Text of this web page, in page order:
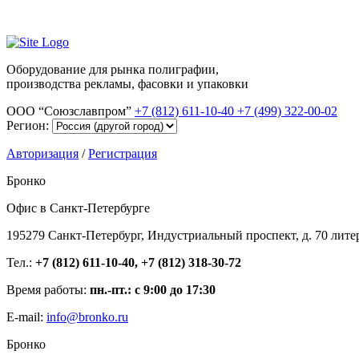
Оборудование для рынка полиграфии,
производства рекламы, фасовки и упаковки
ООО “Союзславпром” +7 (812) 611-10-40 +7 (499) 322-00-02
Регион:
Авторизация /Регистрация
Бронко
Офис в Санкт-Петербурге
195279 Санкт-Петербург, Индустриальный проспект, д. 70
Тел.: +7 (812) 611-10-40, +7 (812) 318-30-72
Время работы: пн.-пт.: с 9:00 до 17:30
E-mail: info@bronko.ru
Бронко